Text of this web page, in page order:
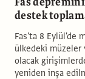
destek
Fas'ta 8 Eylül'de
ülkedeki müzeler
olacak
yeniden inşa